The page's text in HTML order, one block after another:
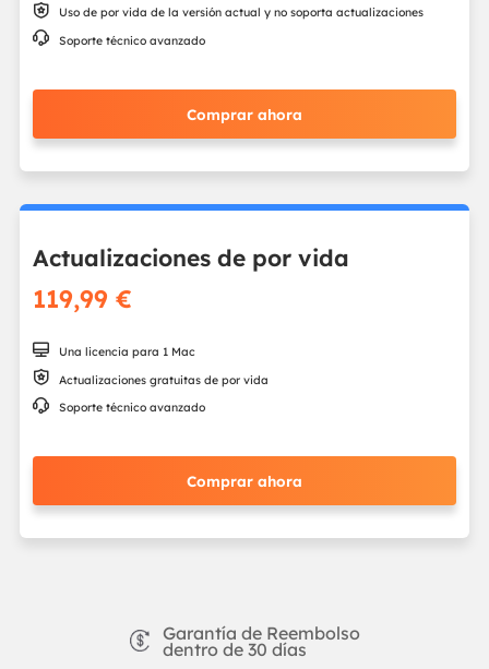
 Uso de por vida de la versión actual y no soporta actualizaciones
 Soporte técnico avanzado
Comprar ahora
Actualizaciones de por vida
119,99 €
 Una licencia para 1 Mac
 Actualizaciones gratuitas de por vida
 Soporte técnico avanzado
Comprar ahora
Garantía de Reembolso
dentro de 30 días